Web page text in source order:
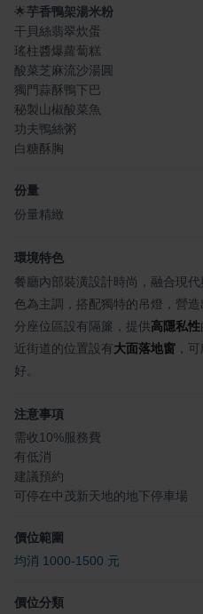
🌟芋香鴨架湯米粉
干貝絲翡翠炊蛋
瑤柱醬爆蘿蔔糕
酸菜芝麻流沙湯圓
獨門蒜酥鴨下巴
秘製山椒酸菜魚
功夫鴨絲粥
白糖酥胸
份量
份量精緻
環境特色
餐廳內部裝潢設計時尚，融合現
色為主調，搭配獨特的吊燈，營
分座位區設有隔簾，提供高隱私性
近街道的位置設有 大面落地窗 ，
好。
注意事項
需收10%服務費
有低消
建議預約
可停在中茂新天地的地下停車場
價位範圍
均消 1000-1500 元
價位分類